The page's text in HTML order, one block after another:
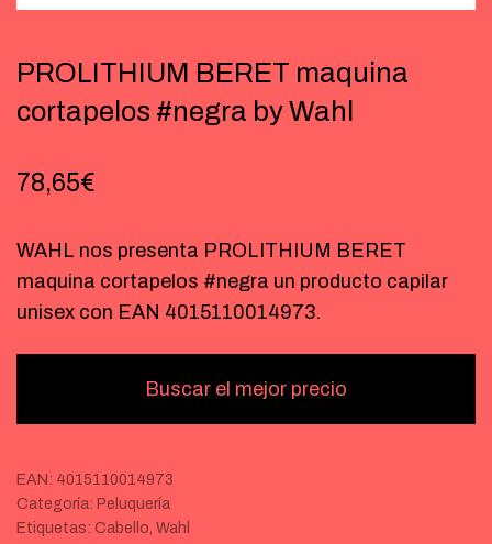
PROLITHIUM BERET maquina
cortapelos #negra by Wahl
78,65€
WAHL nos presenta PROLITHIUM BERET
maquina cortapelos #negra un producto capilar
unisex con EAN 4015110014973.
Buscar el mejor precio
EAN: 4015110014973
Categoría: Peluquería
Etiquetas: Cabello, Wahl